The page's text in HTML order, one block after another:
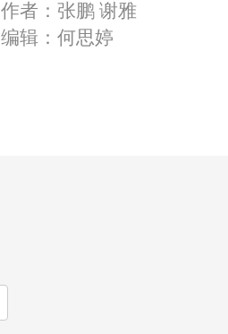
作者：张鹏 谢雅
编辑：何思婷